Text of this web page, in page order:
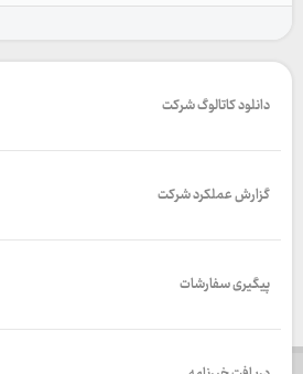
دانلود کاتالوگ شرکت
گزارش عملکرد شرکت
پیگیری سفارشات